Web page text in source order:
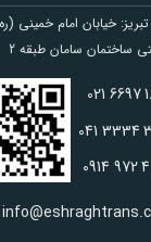
تبریز: خیابان امام خمینی
ساختمان سامان طبقه 2
021 6697
041 3334
0914 972